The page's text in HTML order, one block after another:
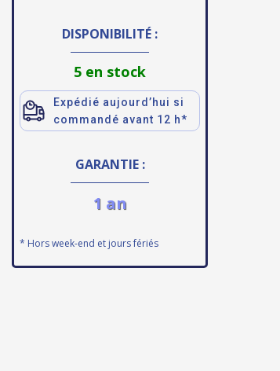
DISPONIBILITÉ :
5 en stock
Expédié aujourd’hui si
commandé avant 12 h*
GARANTIE :
1 an
* Hors week-end et jours fériés